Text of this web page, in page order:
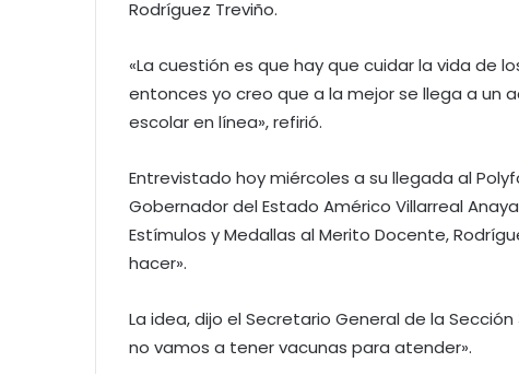
Rodríguez Treviño.
«La cuestión es que hay que cuidar la vida de
entonces yo creo que a la mejor se llega a un
escolar en línea», refirió.
Entrevistado hoy miércoles a su llegada al
Gobernador del Estado Américo Villarreal
Estímulos y Medallas al Merito Docente,
hacer».
La idea, dijo el Secretario General de la
no vamos a tener vacunas para atender».